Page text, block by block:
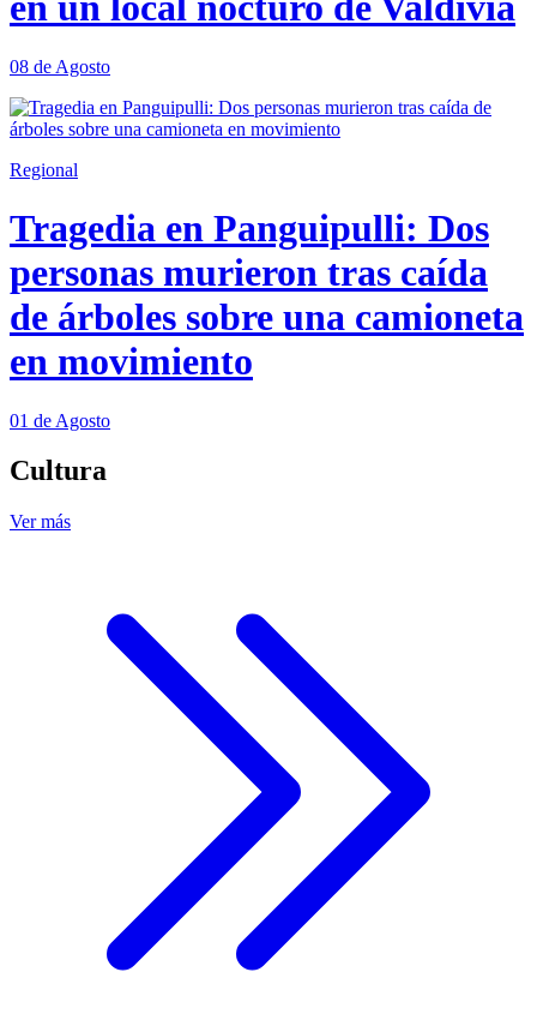
08 de Agosto
Regional
Tragedia en Panguipulli: Dos
personas murieron tras caída
de árboles sobre una camioneta
en movimiento
01 de Agosto
Cultura
Ver más